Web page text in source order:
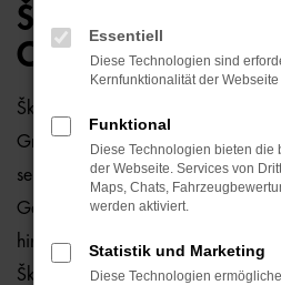
ŠKODA
OSTERMAIER
Škoda Jahreswagen liegen im
Grund. Wer in Berlin erstklassig
sein möchte, spart mit dieser
Geld und muss dennoch kaum
hinnehmen. Warum das so ist?
Škoda Jahreswagen maximal vor
Essentiell
Diese Technologien sind
Kernfunktionalität der
Funktional
Diese Technologien bieten
der Webseite. Services von
Maps, Chats,
werden aktiviert.
Statistik und Marketing
Diese Technologien